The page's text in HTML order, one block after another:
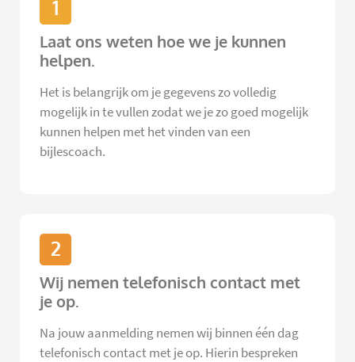
1
Laat ons weten hoe we je kunnen
helpen.
Het is belangrijk om je gegevens zo volledig
mogelijk in te vullen zodat we je zo goed mogelijk
kunnen helpen met het vinden van een
bijlescoach.
2
Wij nemen telefonisch contact met
je op.
Na jouw aanmelding nemen wij binnen één dag
telefonisch contact met je op. Hierin bespreken